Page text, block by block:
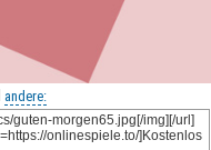
andere: